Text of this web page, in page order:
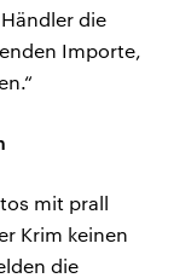
die
Importe,
mit prall
Krim keinen
die